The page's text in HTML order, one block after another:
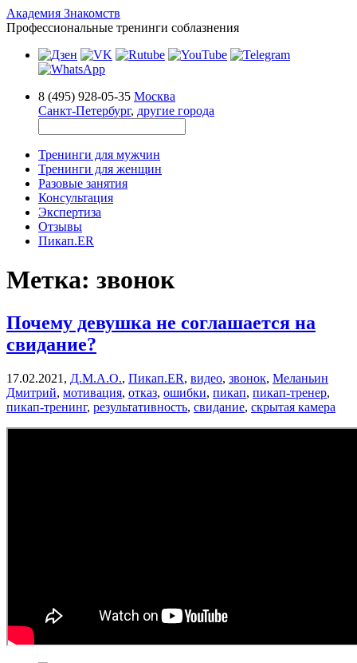
Академия Знакомств
Профессиональные тренинги соблазнения
8 (495) 928-05-35 Москва
Санкт-Петербург, другие города
Тренинги для мужчин
Тренинги для женщин
Разовые занятия
Консультация
Экспертиза
Отзывы
Пикап.ER
Метка: звонок
Почему девушка не соглашается на
свидание?
17.02.2021, Д.М.А.О., Пикап.ER, видео, звонок, Меланьин
Дмитрий, мотивация, отказ, ошибки, пикап, пикап-тренер,
пикап-тренинг, результативность, свидание, скрытая камера